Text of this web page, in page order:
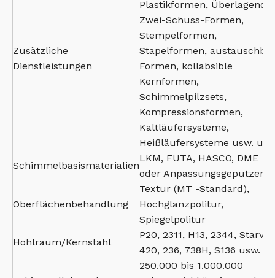
Zusätzliche
Dienstleistungen
Plastikformen, Überlagende,
Zwei-Schuss-Formen,
Stempelformen,
Stapelformen,
Formen, kollabsible
Kernformen,
Schimmelpilzsets,
Kompressionsformen,
Kaltläufersysteme,
Heißläufersysteme usw.
Schimmelbasismaterialien
LKM, FUTA, HASCO, DME
oder Anpassungsgeputzer
Oberflächenbehandlung
Textur (MT -Standard),
Hochglanzpolitur,
Spiegelpolitur
Hohlraum/Kernstahl
P20, 2311, H13, 2344, Starvax
420, 236, 738H, S136 usw.
250.000 bis 1.000.000